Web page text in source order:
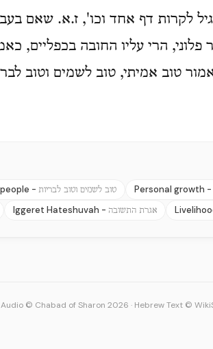
לקרות דף אחד וכו', ז.א. שאם
פלוני, הרי עליו החובה בכפליים,
טוב אמיתי, טוב לשמים וטוב
- טוב לשמים וטוב לבריות Personal growth -
Iggeret Hateshuvah - אגרת התשובה
Audio © Chabad of Sharon 2026 · Hebrew Text ©